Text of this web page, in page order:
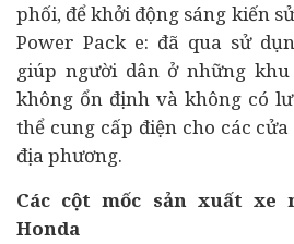
phối, để khởi động sáng kiến
Power Pack e: đã qua sử
giúp người dân ở những
không ổn định và không có
thể cung cấp điện cho các
địa phương.
Các cột mốc sản xuất xe
Honda